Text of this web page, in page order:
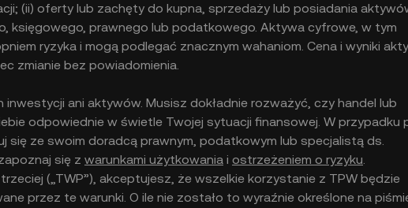
(ii) oferty lub zachęty do kupna, sprzedaży lub posiadania
księgowego, prawnego lub podatkowego. Aktywa cyfrowe, w tym
ryzyka i mogą podlegać znacznym wahaniom. Cena i wyniki
zmianie bez powiadomienia.
ani aktywów. Musisz dokładnie rozważyć, czy handel lub
odpowiednie w świetle Twojej sytuacji finansowej. W przypadku
ze swoim doradcą prawnym, podatkowym lub specjalistą ds.
się z warunkami użytkowania i ostrzeżeniem o ryzyku.
(„TWP”), akceptujesz, że wszelkie korzystanie z TPW będzie
przez te warunki. O ile nie zostało to wyraźnie określone na